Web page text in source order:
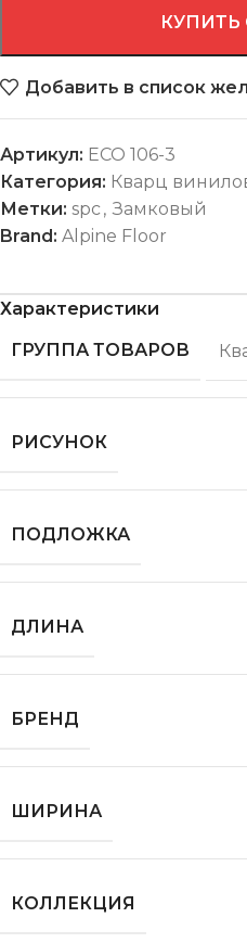
КУПИТЬ
Добавить в список
Артикул: ECO 106-3
Категория: Кварц
Метки: spc, Замковый
Brand: Alpine Floor
Характеристики
ГРУППА ТОВАРОВ
РИСУНОК
ПОДЛОЖКА
ДЛИНА
БРЕНД
ШИРИНА
КОЛЛЕКЦИЯ